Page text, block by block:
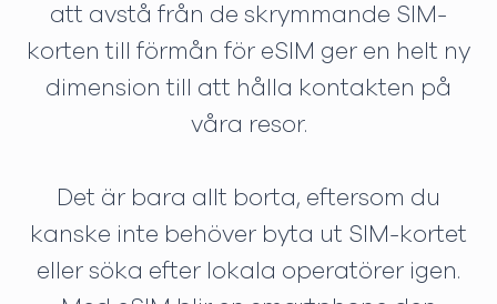
att avstå från de skrymmande SIM-
korten till förmån för eSIM ger en helt ny
dimension till att hålla kontakten på
våra resor.
Det är bara allt borta, eftersom du
kanske inte behöver byta ut SIM-kortet
eller söka efter lokala operatörer igen.